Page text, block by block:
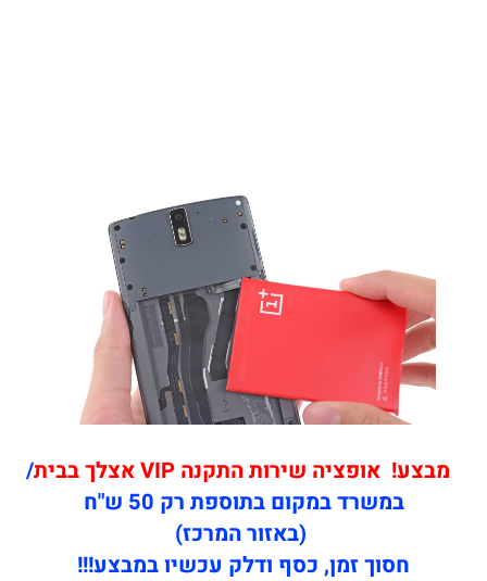
מבצע! אופציה שירות התקנה VIP אצלך בבית
/
במשרד במקום בתוספת רק 50 ש"ח
(באזור המרכז)
חסוך זמן, כסף ודלק עכשיו במבצע!!!